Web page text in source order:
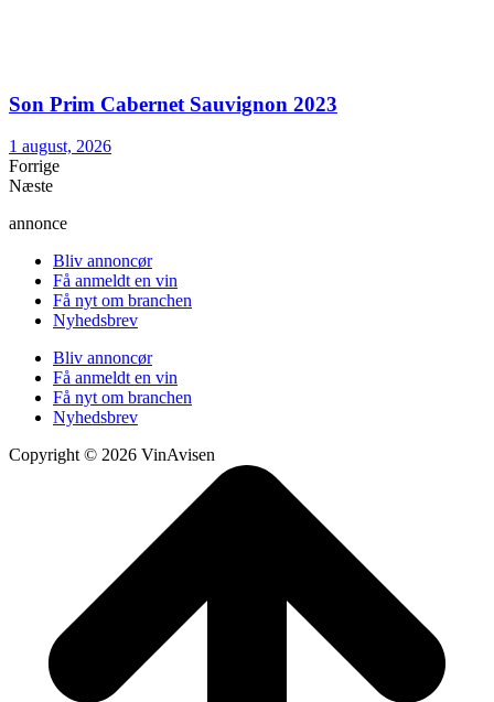
Son Prim Cabernet Sauvignon 2023
1 august, 2026
Forrige
Næste
annonce
Bliv annoncør
Få anmeldt en vin
Få nyt om branchen
Nyhedsbrev
Bliv annoncør
Få anmeldt en vin
Få nyt om branchen
Nyhedsbrev
Copyright © 2026 VinAvisen